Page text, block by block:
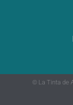
© La Tinta de